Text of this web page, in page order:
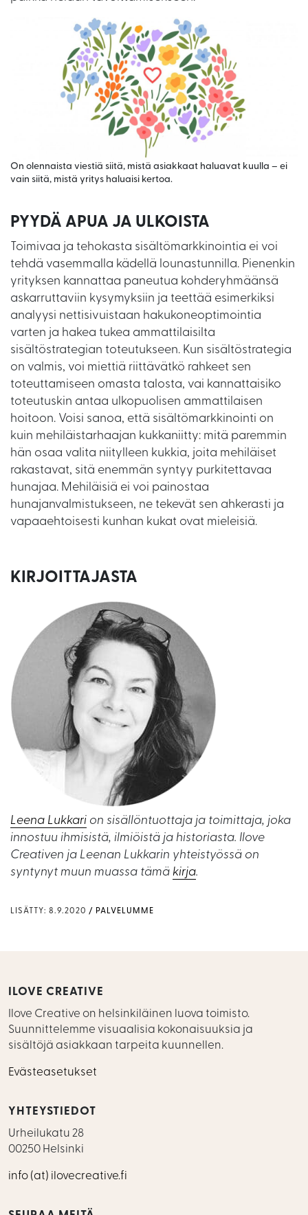
On olennaista viestiä siitä, mistä asiakkaat haluavat kuulla – ei
vain siitä, mistä yritys haluaisi kertoa.
PYYDÄ APUA JA ULKOISTA
Toimivaa ja tehokasta sisältömarkkinointia ei voi
tehdä vasemmalla kädellä lounastunnilla. Pienenkin
yrityksen kannattaa paneutua kohderyhmäänsä
askarruttaviin kysymyksiin ja teettää esimerkiksi
analyysi nettisivuistaan hakukoneoptimointia
varten ja hakea tukea ammattilaisilta
sisältöstrategian toteutukseen. Kun sisältöstrategia
on valmis, voi miettiä riittävätkö rahkeet sen
toteuttamiseen omasta talosta, vai kannattaisiko
toteutuskin antaa ulkopuolisen ammattilaisen
hoitoon. Voisi sanoa, että sisältömarkkinointi on
kuin mehiläistarhaajan kukkaniitty: mitä paremmin
hän osaa valita niitylleen kukkia, joita mehiläiset
rakastavat, sitä enemmän syntyy purkitettavaa
hunajaa. Mehiläisiä ei voi painostaa
hunajanvalmistukseen, ne tekevät sen ahkerasti ja
vapaaehtoisesti kunhan kukat ovat mieleisiä.
KIRJOITTAJASTA
Leena Lukkari on sisällöntuottaja ja toimittaja, joka
innostuu ihmisistä, ilmiöistä ja historiasta. Ilove
Creativen ja Leenan Lukkarin yhteistyössä on
syntynyt muun muassa tämä kirja.
LISÄTTY: 8.9.2020 PALVELUMME
ILOVE CREATIVE
Ilove Creative on helsinkiläinen luova toimisto.
Suunnittelemme visuaalisia kokonaisuuksia ja
sisältöjä asiakkaan tarpeita kuunnellen.
Evästeasetukset
YHTEYSTIEDOT
Urheilukatu 28
00250 Helsinki
info (at) ilovecreative.fi